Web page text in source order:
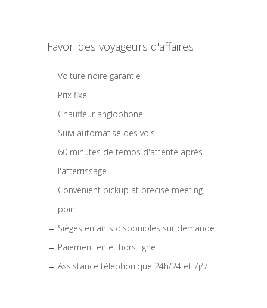
Favori des voyageurs d'affaires
Voiture noire garantie
Prix fixe
Chauffeur anglophone
Suivi automatisé des vols
60 minutes de temps d'attente après
l'atterrissage
Convenient pickup at precise meeting
point
Sièges enfants disponibles sur demande.
Paiement en et hors ligne
Assistance téléphonique 24h/24 et 7j/7